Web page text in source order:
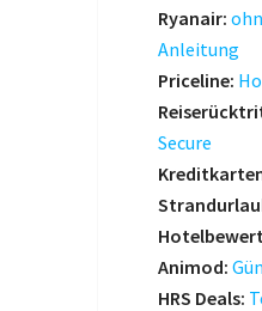
Ryanair:
Anleitung
Priceline:
Secure
Animod:
HRS Deals: